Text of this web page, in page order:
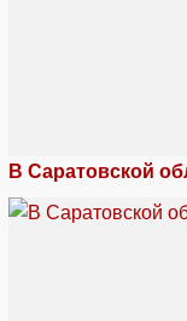
В Саратовской